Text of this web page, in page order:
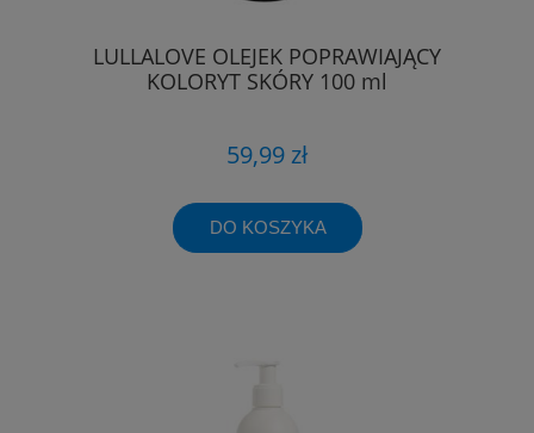
LULLALOVE OLEJEK POPRAWIAJĄCY
KOLORYT SKÓRY 100 ml
59,99 zł
DO KOSZYKA